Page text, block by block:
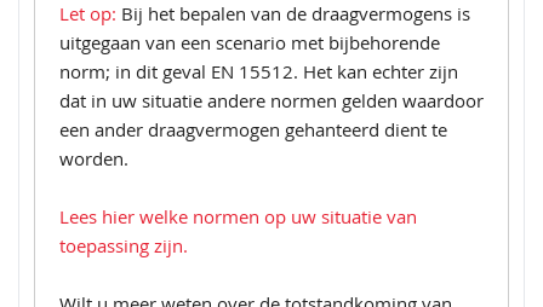
Let op: Bij het bepalen van de draagvermogens is
uitgegaan van een scenario met bijbehorende
norm; in dit geval EN 15512. Het kan echter zijn
dat in uw situatie andere normen gelden waardoor
een ander draagvermogen gehanteerd dient te
worden.
Lees hier welke normen op uw situatie van
toepassing zijn.